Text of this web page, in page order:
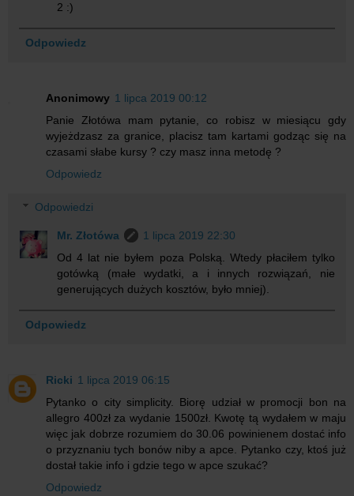
2 :)
Odpowiedz
Anonimowy 1 lipca 2019 00:12
Panie Złotówa mam pytanie, co robisz w miesiącu gdy
wyjeżdzasz za granice, placisz tam kartami godząc się na
czasami słabe kursy ? czy masz inna metodę ?
Odpowiedz
Odpowiedzi
Mr. Złotówa
1 lipca 2019 22:30
Od 4 lat nie byłem poza Polską. Wtedy płaciłem tylko
gotówką (małe wydatki, a i innych rozwiązań, nie
generujących dużych kosztów, było mniej).
Odpowiedz
Ricki 1 lipca 2019 06:15
Pytanko o city simplicity. Biorę udział w promocji bon na
allegro 400zł za wydanie 1500zł. Kwotę tą wydałem w maju
więc jak dobrze rozumiem do 30.06 powinienem dostać info
o przyznaniu tych bonów niby a apce. Pytanko czy, ktoś już
dostał takie info i gdzie tego w apce szukać?
Odpowiedz